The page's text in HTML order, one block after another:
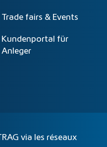
Trade fairs & Events
Kundenportal für
Anleger
via les réseaux